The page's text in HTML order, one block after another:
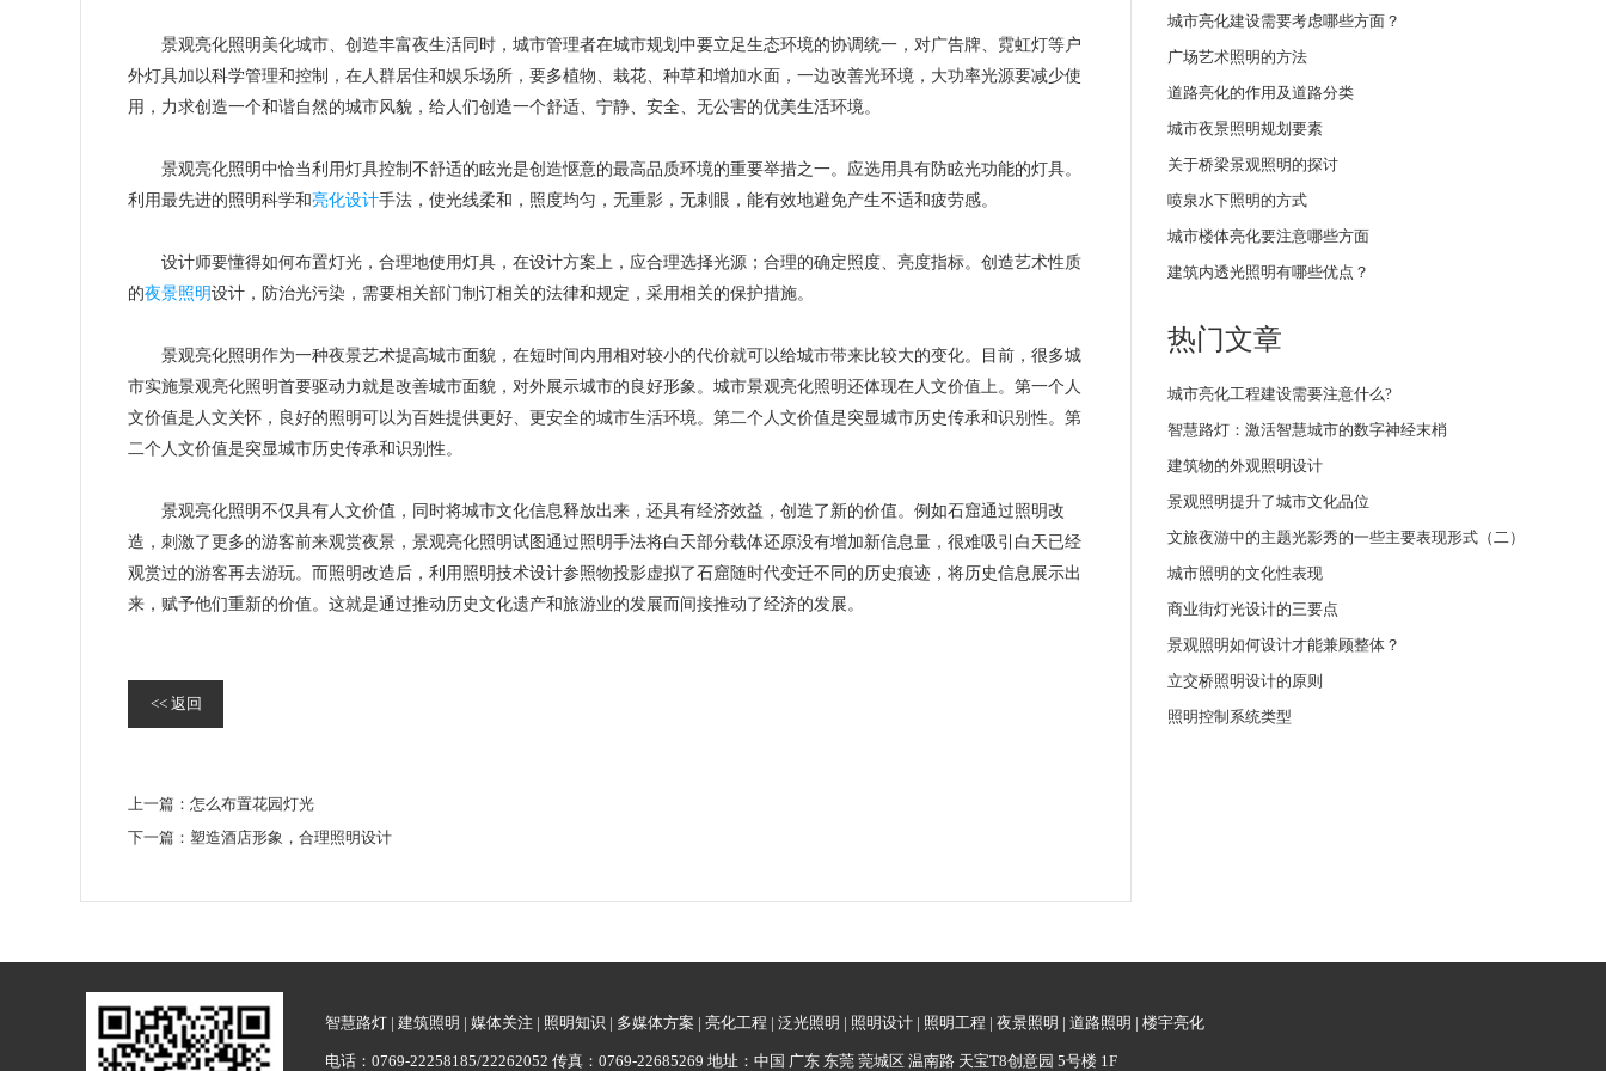
景观亮化照明美化城市、创造丰富夜生活同时，城市管理者在城市规划中要立足生态环境的协调统一，对广告牌、霓虹灯等户
外灯具加以科学管理和控制，在人群居住和娱乐场所，要多植物、栽花、种草和增加水面，一边改善光环境，大功率光源要减少使
用，力求创造一个和谐自然的城市风貌，给人们创造一个舒适、宁静、安全、无公害的优美生活环境。
景观亮化照明中恰当利用灯具控制不舒适的眩光是创造惬意的最高品质环境的重要举措之一。应选用具有防眩光功能的灯具。
利用最先进的照明科学和亮化设计手法，使光线柔和，照度均匀，无重影，无刺眼，能有效地避免产生不适和疲劳感。
设计师要懂得如何布置灯光，合理地使用灯具，在设计方案上，应合理选择光源；合理的确定照度、亮度指标。创造艺术性质
的夜景照明设计，防治光污染，需要相关部门制订相关的法律和规定，采用相关的保护措施。
景观亮化照明作为一种夜景艺术提高城市面貌，在短时间内用相对较小的代价就可以给城市带来比较大的变化。目前，很多城
市实施景观亮化照明首要驱动力就是改善城市面貌，对外展示城市的良好形象。城市景观亮化照明还体现在人文价值上。第一个人
文价值是人文关怀，良好的照明可以为百姓提供更好、更安全的城市生活环境。第二个人文价值是突显城市历史传承和识别性。第
二个人文价值是突显城市历史传承和识别性。
景观亮化照明不仅具有人文价值，同时将城市文化信息释放出来，还具有经济效益，创造了新的价值。例如石窟通过照明改
造，刺激了更多的游客前来观赏夜景，景观亮化照明试图通过照明手法将白天部分载体还原没有增加新信息量，很难吸引白天已经
观赏过的游客再去游玩。而照明改造后，利用照明技术设计参照物投影虚拟了石窟随时代变迁不同的历史痕迹，将历史信息展示出
来，赋予他们重新的价值。这就是通过推动历史文化遗产和旅游业的发展而间接推动了经济的发展。
<< 返回
上一篇： 怎么布置花园灯光
下一篇： 塑造酒店形象，合理照明设计
城市亮化建设需要考虑哪些方面？
广场艺术照明的方法
道路亮化的作用及道路分类
城市夜景照明规划要素
关于桥梁景观照明的探讨
喷泉水下照明的方式
城市楼体亮化要注意哪些方面
建筑内透光照明有哪些优点？
热门文章
城市亮化工程建设需要注意什么?
智慧路灯：激活智慧城市的数字神经末梢
建筑物的外观照明设计
景观照明提升了城市文化品位
文旅夜游中的主题光影秀的一些主要表现形式（二）
城市照明的文化性表现
商业街灯光设计的三要点
景观照明如何设计才能兼顾整体？
立交桥照明设计的原则
照明控制系统类型
智慧路灯 | 建筑照明 | 媒体关注 | 照明知识 | 多媒体方案 | 亮化工程 | 泛光照明 | 照明设计 | 照明工程 | 夜景照明 | 道路照明 | 楼宇亮化
电话：0769-22258185/22262052 传真：0769-22685269 地址：中国 广东 东莞 莞城区 温南路 天宝T8创意园 5号楼 1F